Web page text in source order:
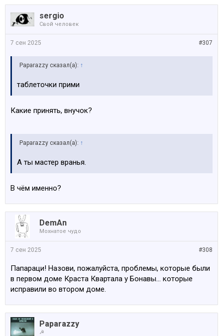
sergio
Свой человек
#307
7 сен 2025
Paparazzy сказал(а): ↑
таблеточки прими
Какие принять, внучок?
Paparazzy сказал(а): ↑
А ты мастер вранья.
В чём именно?
DemAn
Мохнатое чудо
#308
7 сен 2025
Папараци! Назови, пожалуйста, проблемы, которые были
в первом доме Краста Квартала у Бонавы... которые
исправили во втором доме.
Paparazzy
☭